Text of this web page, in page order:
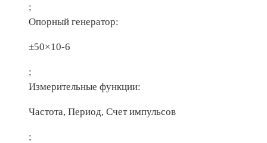
;
Опорный генератор:
±50×10-6
;
Измерительные функции:
Частота, Период, Счет импульсов
;